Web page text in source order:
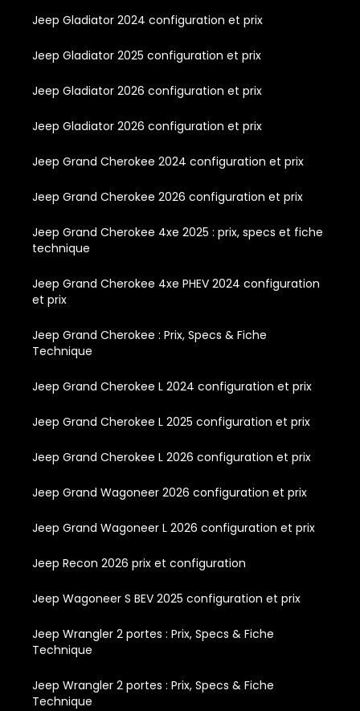
Jeep Gladiator 2024 configuration et prix
Jeep Gladiator 2025 configuration et prix
Jeep Gladiator 2026 configuration et prix
Jeep Gladiator 2026 configuration et prix
Jeep Grand Cherokee 2024 configuration et prix
Jeep Grand Cherokee 2026 configuration et prix
Jeep Grand Cherokee 4xe 2025 : prix, specs et fiche
technique
Jeep Grand Cherokee 4xe PHEV 2024 configuration
et prix
Jeep Grand Cherokee : Prix, Specs & Fiche
Technique
Jeep Grand Cherokee L 2024 configuration et prix
Jeep Grand Cherokee L 2025 configuration et prix
Jeep Grand Cherokee L 2026 configuration et prix
Jeep Grand Wagoneer 2026 configuration et prix
Jeep Grand Wagoneer L 2026 configuration et prix
Jeep Recon 2026 prix et configuration
Jeep Wagoneer S BEV 2025 configuration et prix
Jeep Wrangler 2 portes : Prix, Specs & Fiche
Technique
Jeep Wrangler 2 portes : Prix, Specs & Fiche
Technique